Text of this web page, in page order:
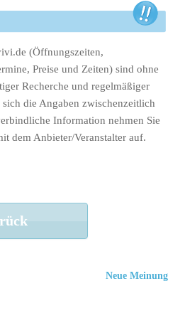
(Öffnungszeiten,
Preise und Zeiten) sind ohne
Recherche und regelmäßiger
die Angaben zwischenzeitlich
Information nehmen Sie
dem Anbieter/Veranstalter auf.
Neue Meinung